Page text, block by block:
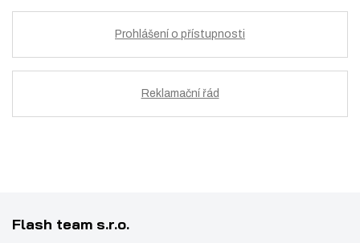
Prohlášení o přístupnosti
Reklamační řád
Flash team s.r.o.